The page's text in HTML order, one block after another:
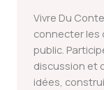
Vivre Du
connecter les
public.
discussion et
idées,